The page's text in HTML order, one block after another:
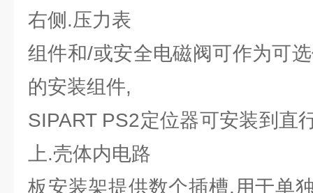
右侧.压力表
组件和/或安全电磁阀可作为可
的安装组件,
SIPART PS2定位器可安装到直
上.壳体内电路
板安装架提供数个插槽,用于单